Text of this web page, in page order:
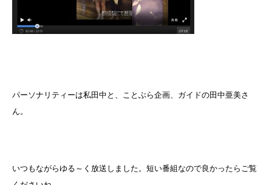
パーソナリティーは私田中と、ことぶら企画、ガイドの田中亜美さ
ん。
いつもながらゆる～く放送しました。短い番組なので良かったらご覧